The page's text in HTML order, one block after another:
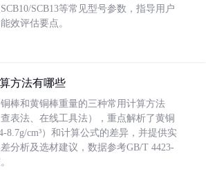
SCB13等常见型号参数，指导用户
效评估要点。
方法有哪些
棒和黄铜棒重量的三种常用计算方法
查表法、在线工具法），重点解析了黄铜
8.7g/cm³）和计算公式的差异，并提供实
分析及选材建议，数据参考GB/T 4423-